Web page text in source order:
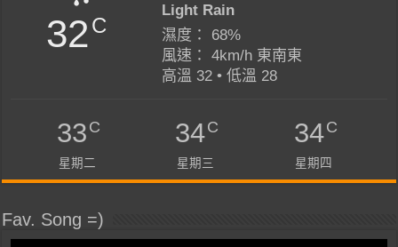
32C
Light Rain
濕度： 68%
風速： 4km/h 東南東
高溫 32 • 低溫 28
33C
星期二
34C
星期三
34C
星期四
Fav. Song =)